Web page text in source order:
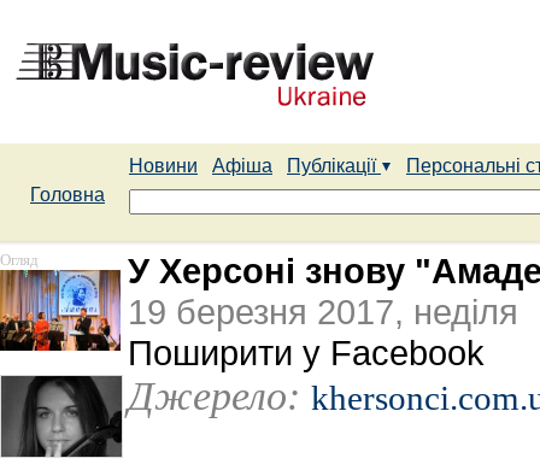
Новини Афіша Публікації
Персональні
Головна
Огляд
У Херсоні знову
19 березня 2017, неділя
Поширити у Facebook
Джерело: